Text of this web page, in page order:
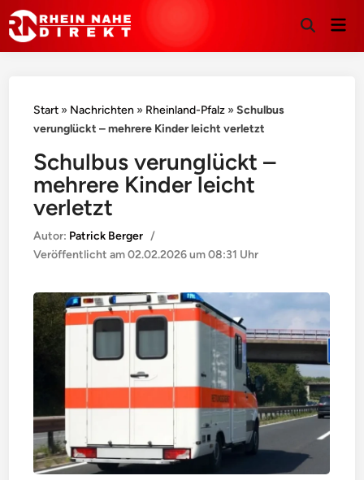
Suche
Start » Nachrichten » Rheinland-Pfalz »Schulbus
verunglückt – mehrere Kinder leicht verletzt
Schulbus verunglückt –
mehrere Kinder leicht
verletzt
Autor: Patrick Berger /
Veröffentlicht am02.02.2026 um 08:31 Uhr